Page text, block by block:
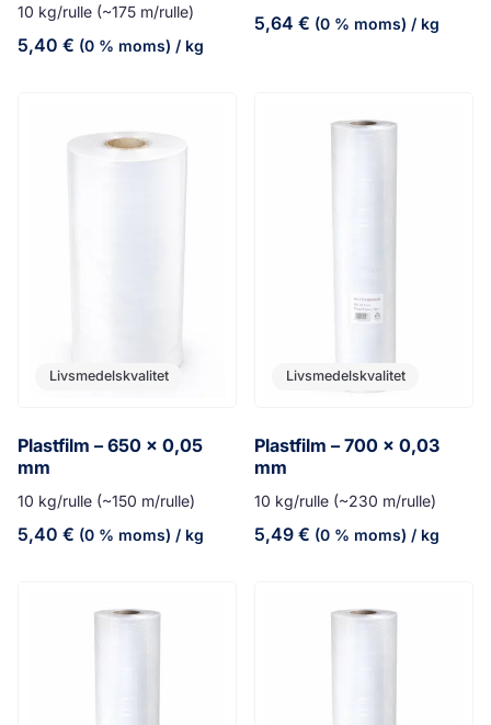
10 kg/rulle (~175 m/rulle)
5,40 € (0 % moms) / kg
5,64 € (0 % moms) / kg
Livsmedelskvalitet
Plastfilm – 650 x 0,05
mm
10 kg/rulle (~150 m/rulle)
5,40 € (0 % moms) / kg
Livsmedelskvalitet
Plastfilm – 700 x 0,03
mm
10 kg/rulle (~230 m/rulle)
5,49 € (0 % moms) / kg